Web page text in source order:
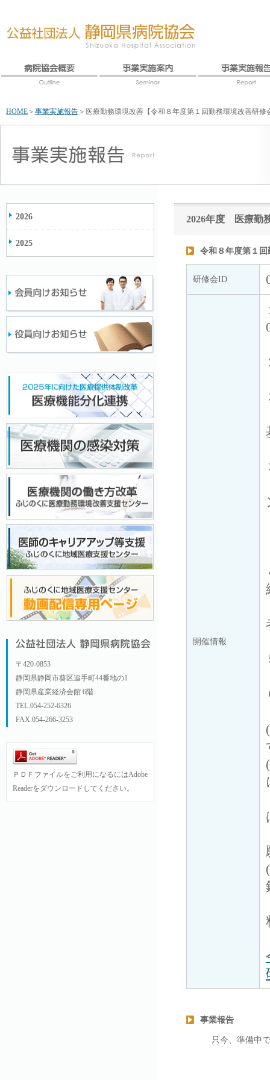
HOME ＞ 事業実施報告 ＞ 医療勤務環境改善【令和８年度第１回勤務環境改善研
2026
2025
〒420-0853
静岡県静岡市葵区追手町44番地の1
静岡県産業経済会館 6階
TEL.054-252-6326
FAX.054-266-3253
ＰＤＦファイルをご利用になるにはAdobe
Readerをダウンロードしてください。
2026年度 医療勤
令和８年度第１
研修会ID
開催情報
事業報告
只今、準備中で